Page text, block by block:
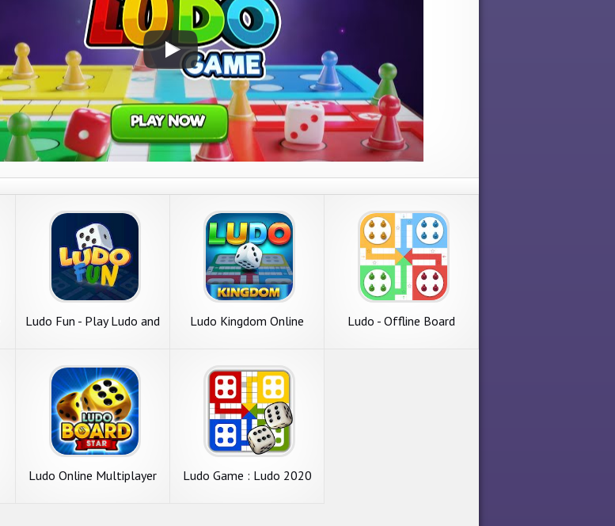
Ludo Fun - Play Ludo and
Ludo Kingdom Online
Ludo - Offline Board
Ludo Online Multiplayer
Ludo Game : Ludo 2020